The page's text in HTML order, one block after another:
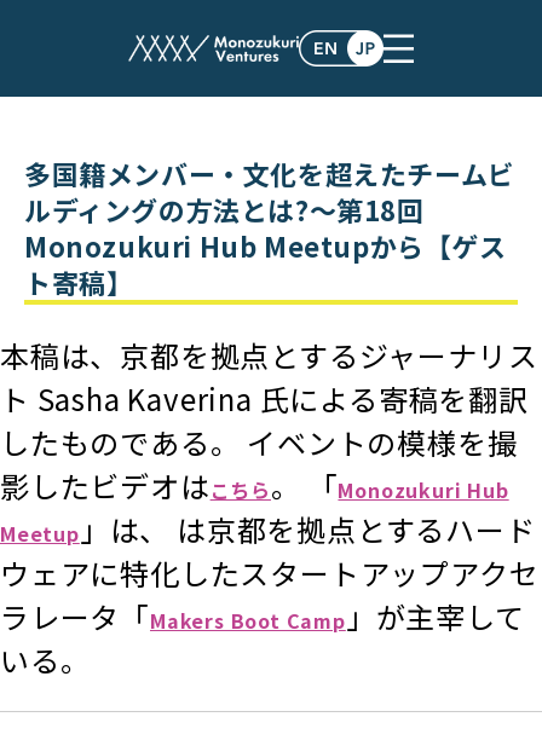
post
多国籍メンバー・文化を超えたチームビ
ルディングの方法とは?〜第18回
Monozukuri Hub Meetupから【ゲス
ト寄稿】
本稿は、京都を拠点とするジャーナリス
ト Sasha Kaverina 氏による寄稿を翻訳
したものである。
イベントの模様を撮
影したビデオはこちら。 「Monozukuri Hub
Meetup 」は、 は京都を拠点とするハード
ウェアに特化したスタートアップアクセ
ラレータ「Makers Boot Camp 」が主宰して
いる。